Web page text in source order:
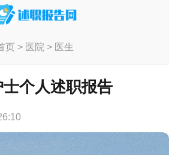
页> 医院 > 医生
士个人述职报告